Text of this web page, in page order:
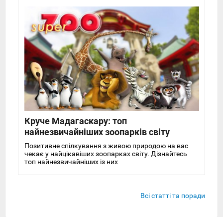
Круче Мадагаскару: топ
найнезвичайніших зоопарків світу
Позитивне спілкування з живою природою на вас
чекає у найцікавіших зоопарках світу. Дізнайтесь
топ найнезвичайніших із них
Всі статті та поради